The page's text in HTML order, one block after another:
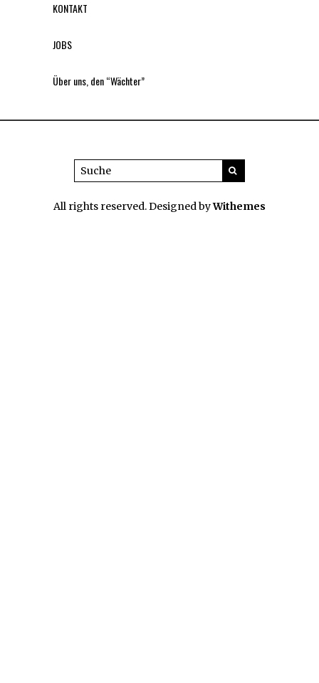
KONTAKT
JOBS
Über uns, den “Wächter”
All rights reserved. Designed byWithemes